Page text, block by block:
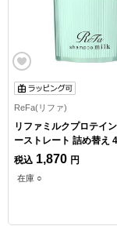
ReFa(リファ)
リファミルクプロテイ
ーストレート 詰め替え
税込 1,870 円
在庫 ○